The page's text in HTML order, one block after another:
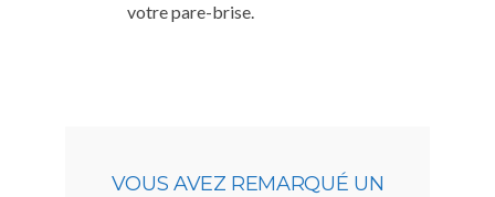
votre pare-brise.
VOUS AVEZ REMARQUÉ UN